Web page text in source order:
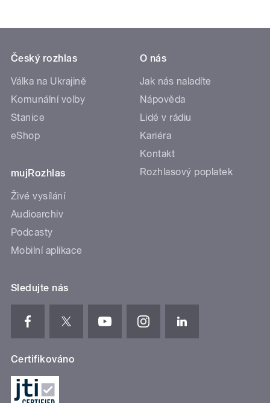
Český rozhlas
Válka na Ukrajině
Komunální volby
Stanice
eShop
mujRozhlas
Živé vysílání
Audioarchiv
Podcasty
Mobilní aplikace
O nás
Jak nás naladíte
Nápověda
Lidé v rádiu
Kariéra
Kontakt
Rozhlasový poplatek
Sledujte nás
Certifikováno